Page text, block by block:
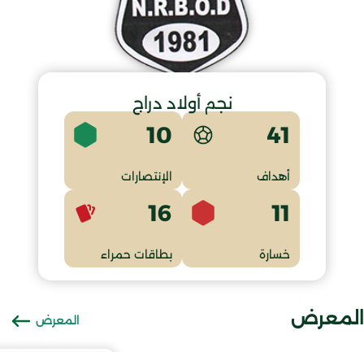
نجم أولاد دراج
41
أهداف
10
الإنتصارات
11
خسارة
16
بطاقات حمراء
المعرض المعرض